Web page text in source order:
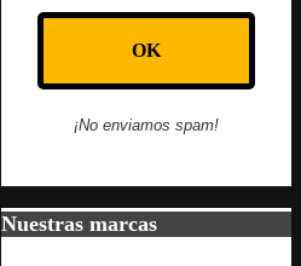
¡No enviamos spam!
Nuestras marcas